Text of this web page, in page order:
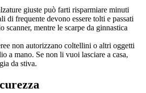
giuste può farti risparmiare minuti
di frequente devono essere tolti e passati
scanner, mentre le scarpe da ginnastica
non autorizzano coltellini o altri oggetti
a mano. Se non li vuoi lasciare a casa,
da stiva.